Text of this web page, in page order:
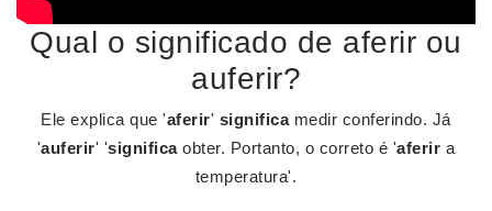
Qual o significado de aferir ou
auferir?
Ele explica que 'aferir' significamedir conferindo. Já
'auferir' 'significaobter. Portanto, o correto é 'aferir a
temperatura'.